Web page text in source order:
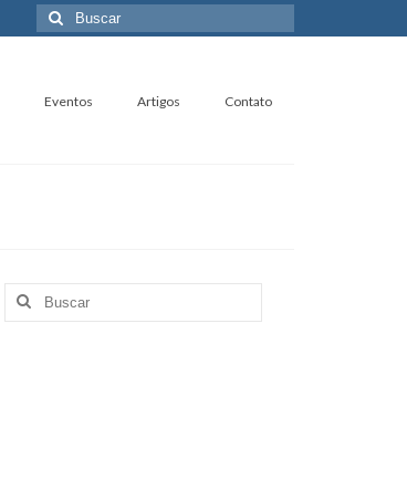
Buscar
por:
Eventos Artigos Contato
Buscar